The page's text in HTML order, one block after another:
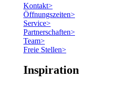
Kontakt>
Öffnungszeiten>
Service>
Partnerschaften>
Team>
Freie Stellen>
Inspiration